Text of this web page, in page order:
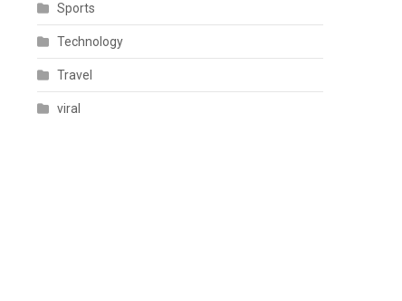
Sports
Technology
Travel
viral